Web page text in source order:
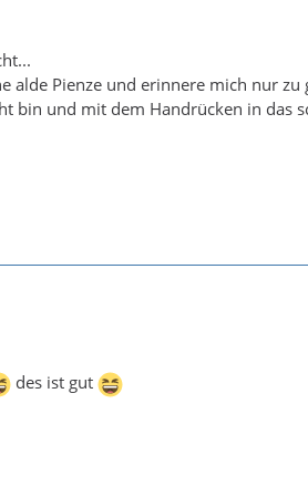
alde Pienze und erinnere mich nur
bin und mit dem Handrücken in das
des ist gut